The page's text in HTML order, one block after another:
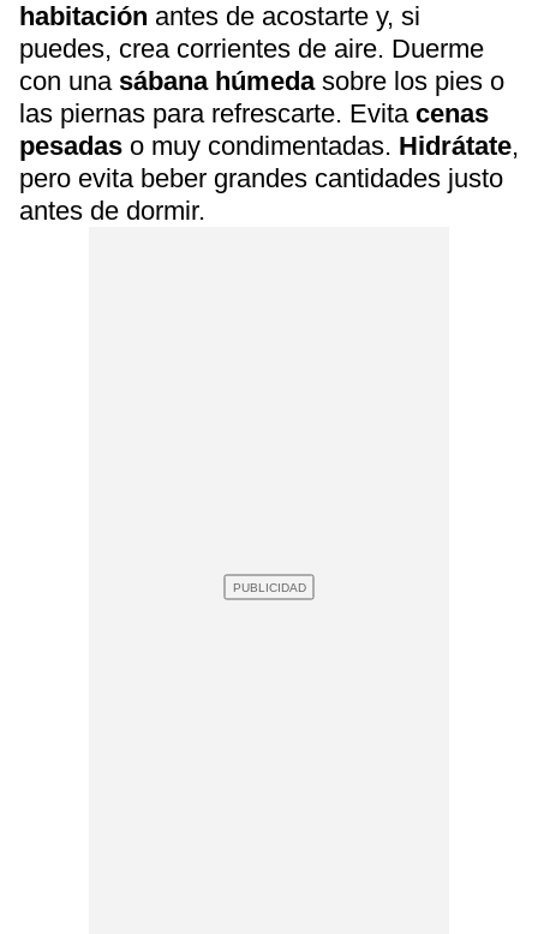
habitación antes de acostarte y, si
puedes, crea corrientes de aire. Duerme
con una sábana húmedasobre los pies o
las piernas para refrescarte. Evita cenas
pesadas o muy condimentadas. Hidrátate,
pero evita beber grandes cantidades justo
antes de dormir.